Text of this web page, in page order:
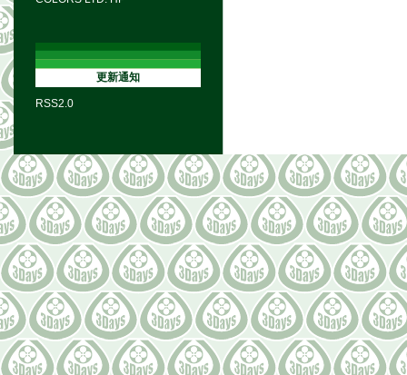
更新通知
RSS2.0